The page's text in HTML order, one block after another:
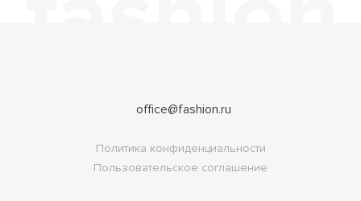
office@fashion.ru
Политика конфиденциальности
Пользовательское соглашение